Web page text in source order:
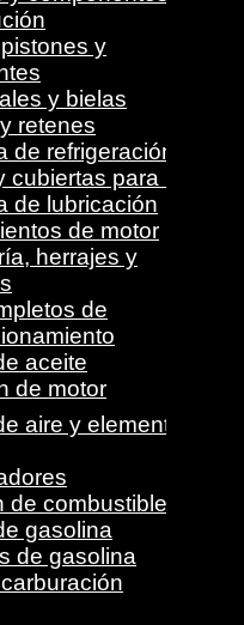
y
y bielas
retenes
de refrigeración
cubiertas para motor
de lubricación
de motor
herrajes y
de
aceite
de motor
aire y elementos
de combustible
gasolina
de gasolina